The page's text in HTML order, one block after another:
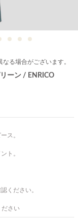
る場合がございます。
ーン / ENRICO
ス。
ト。
ください。
ださい